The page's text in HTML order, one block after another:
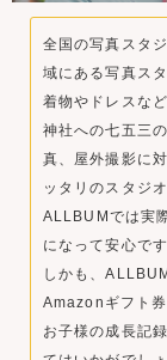
全国の写真スタ
域にある写真ス
着物やドレスな
神社への七五三
真、屋外撮影に
ッタリのスタジ
ALLBUMでは実
になって安心で
しかも、
Amazonギフト券
お子様の成長記